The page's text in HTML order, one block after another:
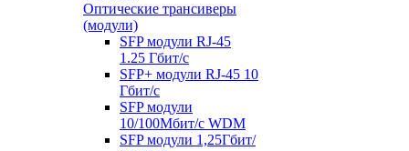
Оптические трансиверы
(модули)
SFP модули RJ-45
1.25 Гбит/c
SFP+ модули RJ-45 10
Гбит/c
SFP модули
10/100Мбит/с WDM
SFP модули 1,25Гбит/